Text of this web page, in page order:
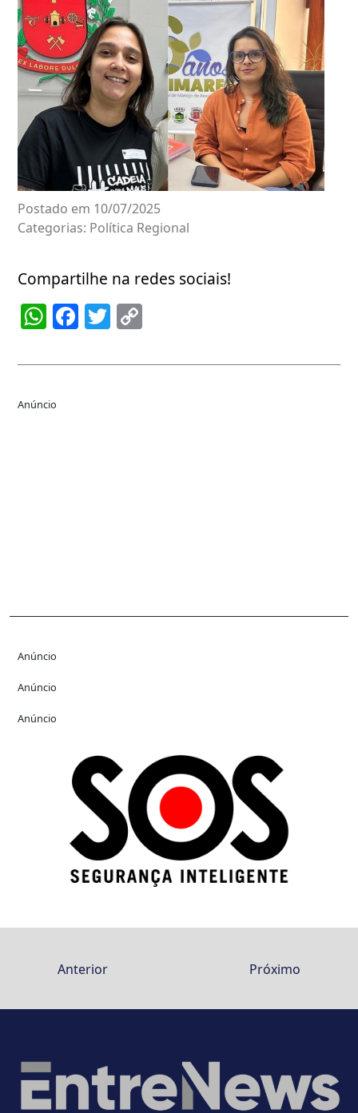
Postado em 10/07/2025
Categorias: Política Regional
Compartilhe na redes sociais!
WhatsApp
Facebook
Twitter
Anúncio
Anúncio
Anúncio
Anúncio
Anterior Próximo